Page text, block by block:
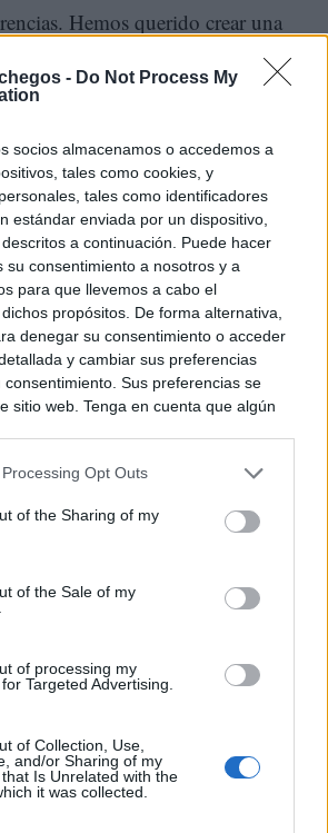
- Do Not Process My
socios almacenamos o accedemos a
tales como cookies, y
tales como identificadores
estándar enviada por un dispositivo,
a continuación. Puede hacer
su consentimiento a nosotros y a
para que llevemos a cabo el
propósitos. De forma alternativa,
denegar su consentimiento o acceder
y cambiar sus preferencias
Sus preferencias se
sitio web. Tenga en cuenta que algún
Puede cambiar sus preferencias
clic en el botón "Privacidad" en la
web.
website/app uses one or more Google
and store information including but
or usage behaviour. You may click to
specified purposes in below Google
Opt Outs
of the Sharing of my
of the Sale of my
of processing my
Targeted Advertising.
of Collection, Use,
and/or Sharing of my
Is Unrelated with the
it was collected.
Hemos querido crear una
de una ciudad medieval del
de Sigüenza.
Mayor